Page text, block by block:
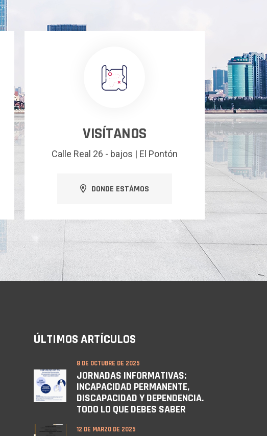
VISÍTANOS
Calle Real 26 - bajos | El Pontón
DONDE ESTÁMOS
ÚLTIMOS ARTÍCULOS
8 DE OCTUBRE DE 2025
JORNADAS INFORMATIVAS:
INCAPACIDAD PERMANENTE,
DISCAPACIDAD Y DEPENDENCIA.
TODO LO QUE DEBES SABER
12 DE MARZO DE 2025